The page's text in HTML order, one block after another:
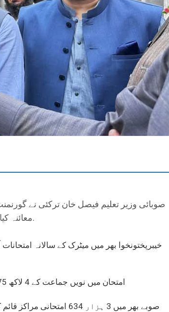
صوبائی وزیر تعلیم فیصل خان ترکئی نے
معائنہ کیا اور میڈیا سے گفتگو میں جاری امتحانات کے لیے حکومتی تیاریوں پر اطمینان کا اظہار کیا.
امتحان میں نویں جماعت کے 4 لاکھ 75 ہزار اور دسویں جماعت کے 4 لاکھ 44 ہزار طلبہ شریک ہو رہے ہیں، — فیصل خان ترکئی